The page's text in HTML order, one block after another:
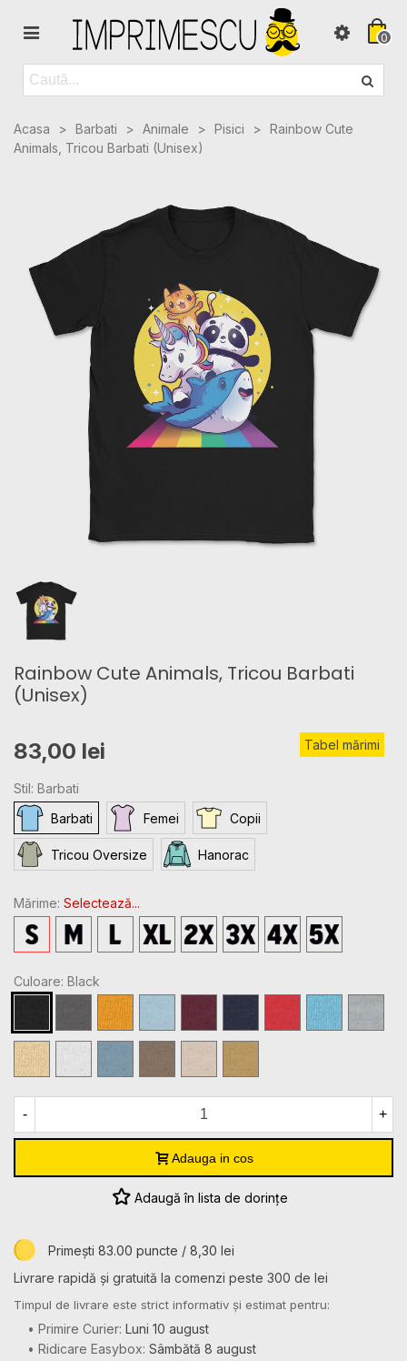
0
Acasa > Barbati > Animale > Pisici > Rainbow Cute
Animals, Tricou Barbati (Unisex)
Rainbow Cute Animals, Tricou Barbati
(Unisex)
83,00 lei Tabel mărimi
Stil: Barbati
Barbati
Femei Copii
Tricou Oversize Hanorac
Mărime: Selectează...
M XL 2XL 3XL 4XL 5XL
Culoare: Black
CharcoalGold Sky
Yellow
Haze
- +
Adauga in cos
Adaugă în lista de dorințe
Primești 83.00 puncte / 8,30 lei
Livrare rapidă și gratuită la comenzi peste 300 de lei
Timpul de livrare este strict informativ și estimat pentru:
• Primire Curier: Luni 10 august
• Ridicare Easybox: Sâmbătă 8 august